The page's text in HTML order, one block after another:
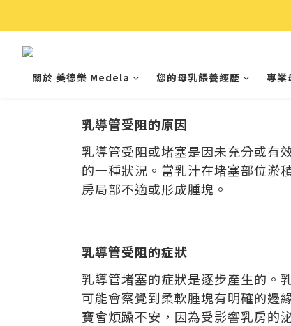
關於 美德樂 Medela
您的母乳餵養經歷 專業
乳導管受阻的原因
乳導管受阻或堵塞是因未充分或有
的一種狀況。當乳汁在堵塞部位淤
房局部不適或形成腫塊。
乳導管受阻的症狀
乳導管堵塞的症狀是逐步產生的。
可能會察覺到柔軟腫塊有明確的邊
寶會煩躁不安，因為受影響乳房的